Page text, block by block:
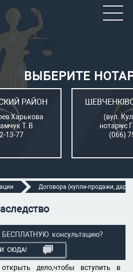
ВЫБЕРИТЕ
РАЙОН
Харькова
Т. В.
13-77
(вул.
нотаріус
(066)
Договора (купли-продажи,
БЕСПЛАТНУЮ консультацию?
СЮДА!
дело,чтобы вступить в